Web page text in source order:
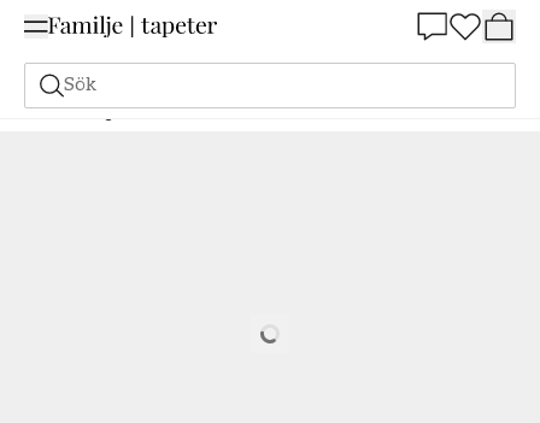
Sök
Målarfärg Beställ utifrån NCS Beställ utifrån NCS 2050-B10G
Loading…